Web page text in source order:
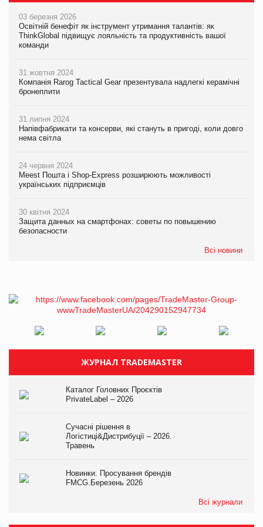
03 березня 2026
Освітній бенефіт як інструмент утримання талантів: як
ThinkGlobal підвищує лояльність та продуктивність вашої
команди
31 жовтня 2024
Компанія Rarog Tactical Gear презентувала надлегкі керамічні
бронеплити
31 липня 2024
Напівфабрикати та консерви, які стануть в пригоді, коли довго
нема світла
24 червня 2024
Meest Пошта і Shop-Express розширюють можливості
українських підприємців
30 квітня 2024
Защита данных на смартфонах: советы по повышению
безопасности
Всі новини
ЖУРНАЛ TRADEMASTER
Каталог Головних Проєктів
PrivateLabel – 2026
Сучасні рішення в
Логістиці&Дистрибуції – 2026.
Травень
Новинки. Просування брендів
FMCG.Березень 2026
Всі журнали